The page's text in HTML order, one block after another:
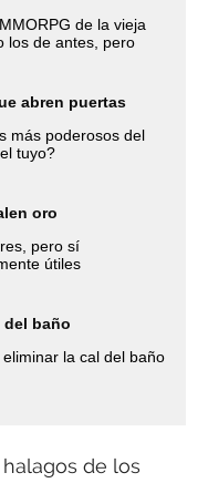
de la vieja
los de antes, pero
abren puertas
más poderosos del
tuyo?
oro
pero sí
útiles
del baño
la cal del baño
de los